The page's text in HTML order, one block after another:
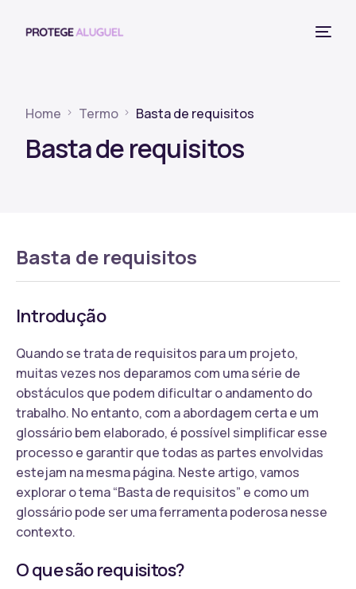
Home Termo Basta de requisitos
Basta de requisitos
Basta de requisitos
Introdução
Quando se trata de requisitos para um projeto,
muitas vezes nos deparamos com uma série de
obstáculos que podem dificultar o andamento do
trabalho. No entanto, com a abordagem certa e um
glossário bem elaborado, é possível simplificar esse
processo e garantir que todas as partes envolvidas
estejam na mesma página. Neste artigo, vamos
explorar o tema “Basta de requisitos” e como um
glossário pode ser uma ferramenta poderosa nesse
contexto.
O que são requisitos?